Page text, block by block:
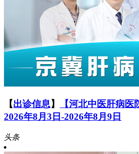
【出诊信息】
【河北中医肝病医
2026年8月3日-2026年8月9日
头条